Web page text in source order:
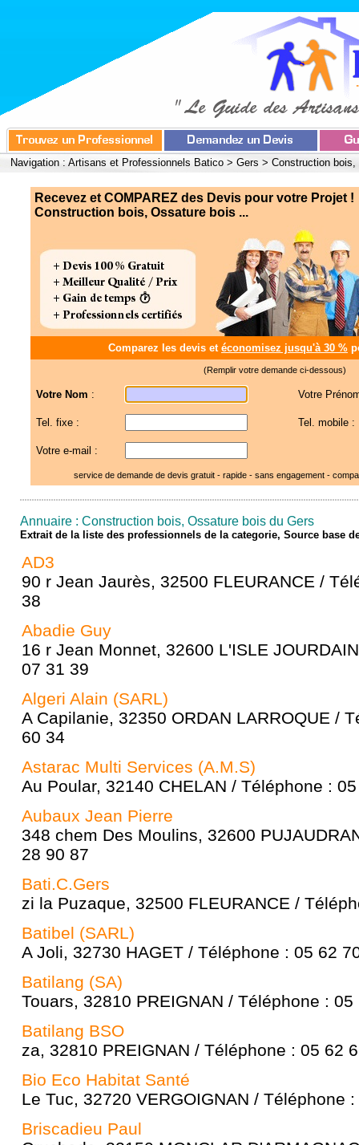
Navigation : Artisans et Professionnels Batico > Gers > Construction
Recevez et COMPAREZ des Devis pour votre Projet !
Construction bois, Ossature bois ...
Comparez les devis et économisez jusqu'à 30 %
(Remplir votre demande ci-dessous)
Votre Nom : Votre
Tel. fixe : Tel. mobile :
Votre e-mail :
service de demande de devis gratuit - rapide - sans engagement -
Annuaire : Construction bois, Ossature bois du Gers
Extrait de la liste des professionnels de la categorie, Source base
AD3
90 r Jean Jaurès, 32500 FLEURANCE /
38
Abadie Guy
16 r Jean Monnet, 32600 L'ISLE
07 31 39
Algeri Alain (SARL)
A Capilanie, 32350 ORDAN LARROQUE /
60 34
Astarac Multi Services (A.M.S)
Au Poular, 32140 CHELAN / Téléphone :
Aubaux Jean Pierre
348 chem Des Moulins, 32600
28 90 87
Bati.C.Gers
zi la Puzaque, 32500 FLEURANCE /
Batibel (SARL)
A Joli, 32730 HAGET / Téléphone : 05 62
Batilang (SA)
Touars, 32810 PREIGNAN / Téléphone :
Batilang BSO
za, 32810 PREIGNAN / Téléphone : 05 62
Bio Eco Habitat Santé
Le Tuc, 32720 VERGOIGNAN / Téléphone
Briscadieu Paul